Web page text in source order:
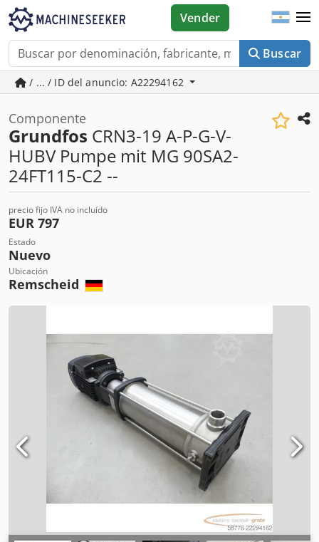
Buscar
Vender
/ ... / ID del anuncio: A22294162
Componente
Grundfos CRN3-19 A-P-G-V-
HUBV Pumpe mit MG 90SA2-
24FT115-C2 --
precio fijo IVA no incluído
EUR 797
Estado
Nuevo
Ubicación
Remscheid